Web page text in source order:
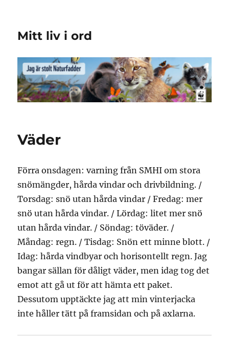
Mitt liv i ord
Väder
Förra onsdagen: varning från SMHI om stora
snömängder, hårda vindar och drivbildning. /
Torsdag: snö utan hårda vindar / Fredag: mer
snö utan hårda vindar. / Lördag: litet mer snö
utan hårda vindar. / Söndag: töväder. /
Måndag: regn. / Tisdag: Snön ett minne blott. /
Idag: hårda vindbyar och horisontellt regn. Jag
bangar sällan för dåligt väder, men idag tog det
emot att gå ut för att hämta ett paket.
Dessutom upptäckte jag att min vinterjacka
inte håller tätt på framsidan och på axlarna.